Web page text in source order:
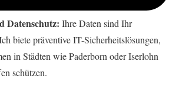
Datenschutz: Ihre Daten sind Ihr
biete präventive IT-Sicherheitslösungen,
in Städten wie Paderborn oder Iserlohn
schützen.